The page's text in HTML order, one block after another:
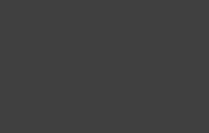
Banebrydende og alsidig